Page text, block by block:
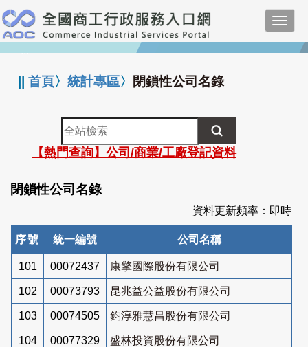
跳
到
主
要
:::
||首頁〉統計專區〉 閉鎖性公司名錄
全
站
檢
索
【熱門查詢】公司/商業/工廠登記資料
閉鎖性公司名錄
資料更新頻率：即時
序號 統一編號 公司名稱
101 00072437 康擎國際股份有限公司
102 00073793 昆兆益公益股份有限公司
103 00074505 鈞淳雅慧昌股份有限公司
104 00077329 盛林投資股份有限公司